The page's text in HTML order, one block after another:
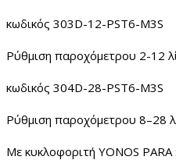
κωδικός 303D-12-PST6-M3S
Ρύθμιση παροχόμετρου 2-12
κωδικός 304D-28-PST6-M3S
Ρύθμιση παροχόμετρου 8–28
Με κυκλοφοριτή YONOS PARA